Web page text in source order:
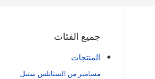
جميع الفئات
المنتجات
مسامير من الستانلس ستيل